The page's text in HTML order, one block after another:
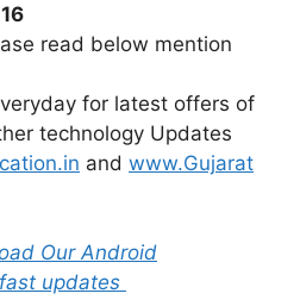
read below mention
for latest offers of
technology Updates
and www.Gujarat
Our Android
updates